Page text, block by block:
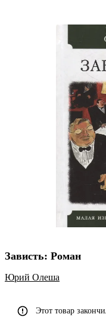
Зависть: Роман
Юрий Олеша
Этот товар